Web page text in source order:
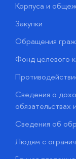
Корпуса и
Закупки
Обращения
Фонд целевого
Сведения о
Сведения об
Людям с